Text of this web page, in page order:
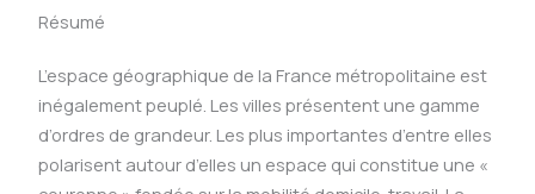
Résumé
L’espace géographique de la France métropolitaine est
inégalement peuplé. Les villes présentent une gamme
d’ordres de grandeur. Les plus importantes d’entre elles
polarisent autour d’elles un espace qui constitue une «